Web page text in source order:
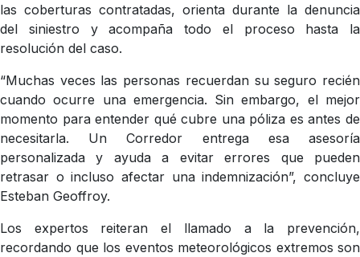
las coberturas contratadas, orienta durante la denuncia
del siniestro y acompaña todo el proceso hasta la
resolución del caso.
“Muchas veces las personas recuerdan su seguro recién
cuando ocurre una emergencia. Sin embargo, el mejor
momento para entender qué cubre una póliza es antes de
necesitarla. Un Corredor entrega esa asesoría
personalizada y ayuda a evitar errores que pueden
retrasar o incluso afectar una indemnización”, concluye
Esteban Geoffroy.
Los expertos reiteran el llamado a la prevención,
recordando que los eventos meteorológicos extremos son